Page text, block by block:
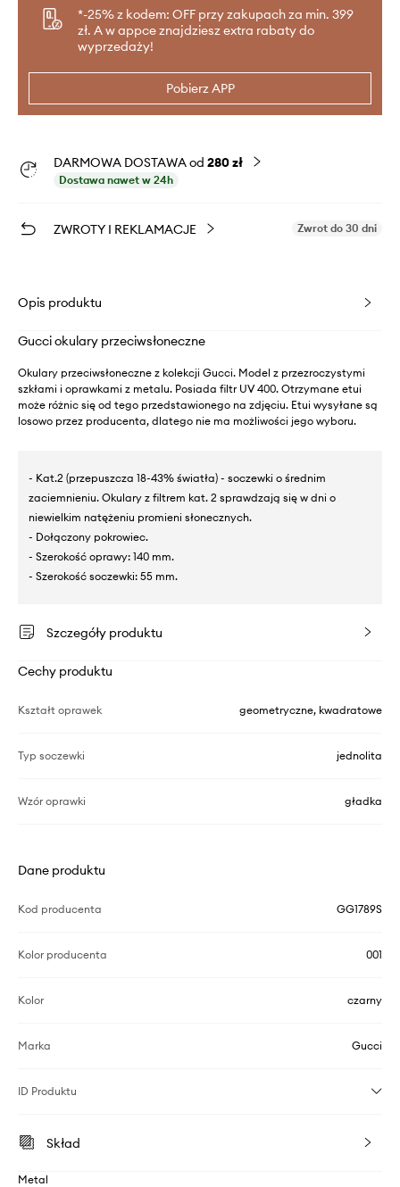
*-25% z kodem: OFF przy zakupach za min. 399
zł. A w appce znajdziesz extra rabaty do
wyprzedaży!
Pobierz APP
DARMOWA DOSTAWA od 280 zł
Dostawa nawet w 24h
ZWROTY I REKLAMACJE Zwrot do 30 dni
Opis produktu
Gucci okulary przeciwsłoneczne
Okulary przeciwsłoneczne z kolekcji Gucci. Model z przezroczystymi
szkłami i oprawkami z metalu. Posiada filtr UV 400. Otrzymane etui
może różnic się od tego przedstawionego na zdjęciu. Etui wysyłane są
losowo przez producenta, dlatego nie ma możliwości jego wyboru.
- Kat.2 (przepuszcza 18-43% światła) - soczewki o średnim
zaciemnieniu. Okulary z filtrem kat. 2 sprawdzają się w dni o
niewielkim natężeniu promieni słonecznych.
- Dołączony pokrowiec.
- Szerokość oprawy: 140 mm.
- Szerokość soczewki: 55 mm.
Szczegóły produktu
Cechy produktu
Kształt oprawek geometryczne, kwadratowe
Typ soczewki jednolita
Wzór oprawki gładka
Dane produktu
Kod producenta GG1789S
Kolor producenta 001
Kolor czarny
Marka Gucci
ID Produktu
Skład
Metal